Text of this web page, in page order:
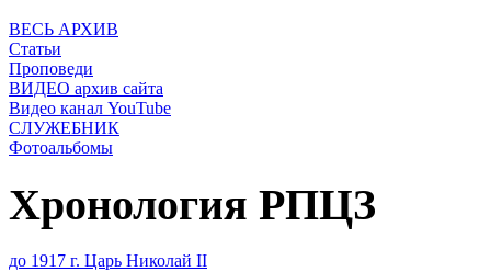
ВЕСЬ АРХИВ
Статьи
Проповеди
ВИДЕО архив сайта
Видео канал YouTube
СЛУЖЕБНИК
Фотоальбомы
Хронология РПЦЗ
до 1917 г. Царь Николай II